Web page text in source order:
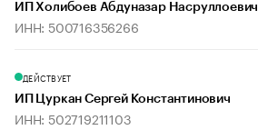
ИП Холибоев Абдуназар Насруллоевич
ИНН: 500716356266
ДЕЙСТВУЕТ
ИП Цуркан Сергей Константинович
ИНН: 502719211103